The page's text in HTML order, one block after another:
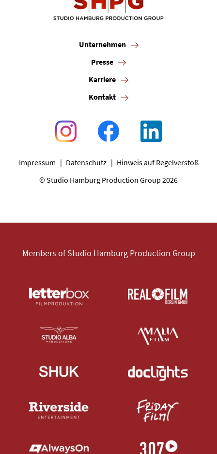
Unternehmen
Presse
Karriere
Kontakt
Impressum Datenschutz
Hinweis auf Regelverstoß
© Studio Hamburg Production Group 2026
Members of Studio Hamburg Production Group